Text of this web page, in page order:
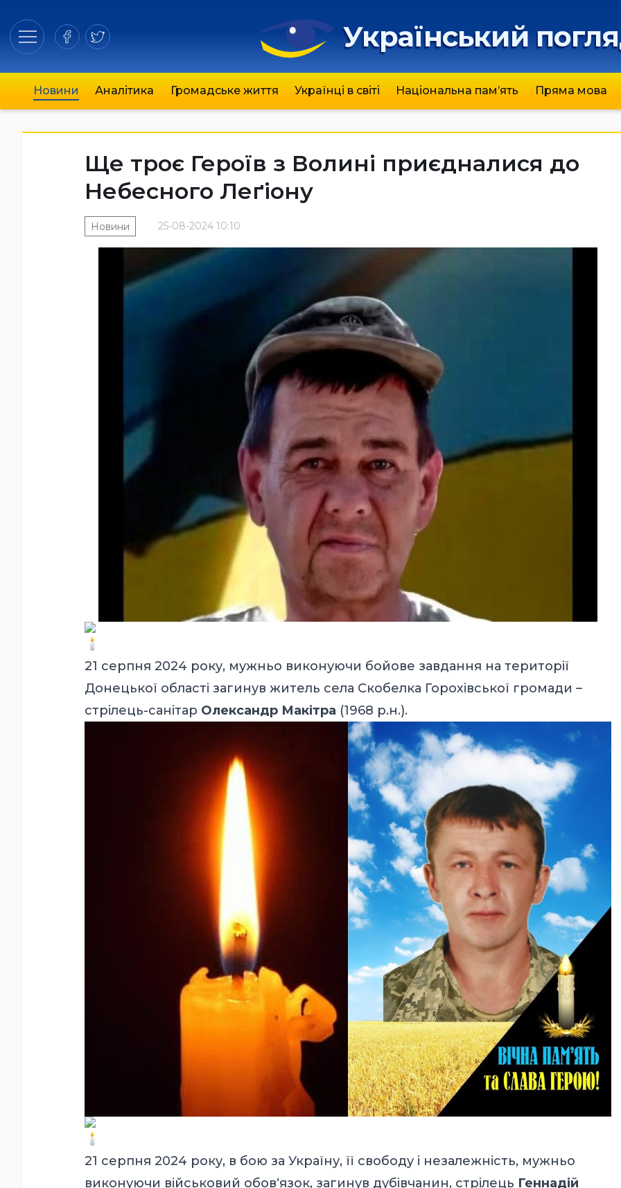
Український
Новини Аналітика Громадське життя Українці в світі Національна пам’ять Пряма мова
Ще троє Героїв з Волині приєдналися до
Небесного Леґіону
25-08-2024 10:10
Новини
21 серпня 2024 року, мужньо виконуючи бойове завдання на території
Донецької області загинув житель села Скобелка Горохівської громади –
стрілець-санітар Олександр Макітра (1968 р.н.).
21 серпня 2024 року, в бою за Україну, її свободу і незалежність, мужньо
виконуючи військовий обов‘язок, загинув дубівчанин, стрілець Геннадій